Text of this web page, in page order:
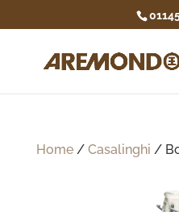
Home/ Casalinghi /